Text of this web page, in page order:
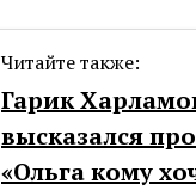
Читайте также:
Гарик
высказался
«Ольга кому